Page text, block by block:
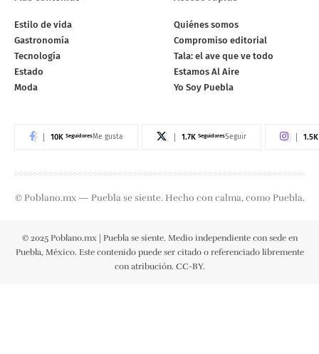
Estilo de vida
Gastronomía
Tecnología
Estado
Moda
Quiénes somos
Compromiso editorial
Tala: el ave que ve todo
Estamos Al Aire
Yo Soy Puebla
10K SeguidoresMe gusta 1.7K SeguidoresSeguir 1.5K
© Poblano.mx — Puebla se siente. Hecho con calma, como Puebla.
© 2025 Poblano.mx | Puebla se siente. Medio independiente con sede en
Puebla, México. Este contenido puede ser citado o referenciado libremente
con atribución. CC-BY.